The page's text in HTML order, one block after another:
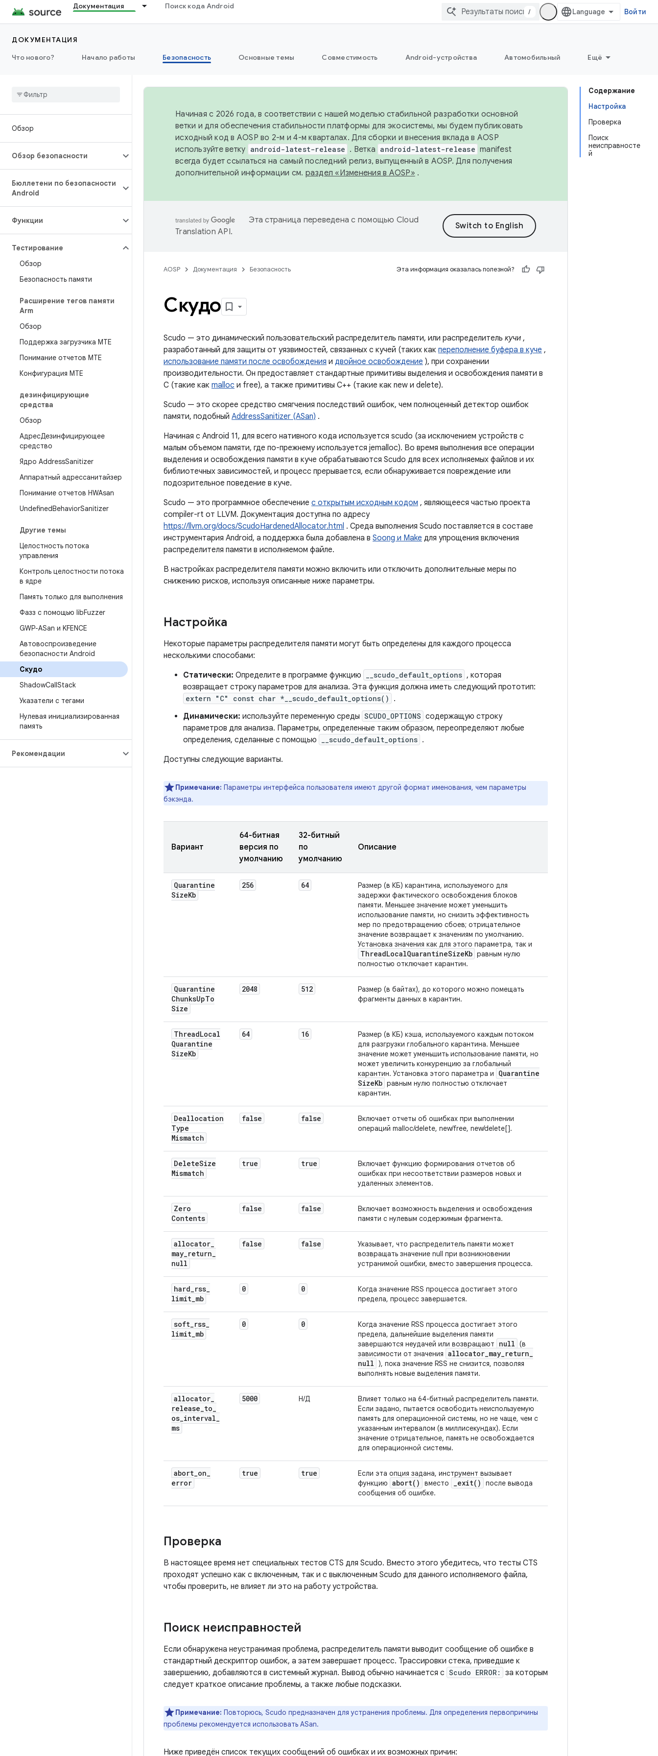
Документация Поиск кода Android
/ Войти
ДОКУМЕНТАЦИЯ
Что нового?
Начало работы Безопасность Основные темы Совместимость Android-устройства Автомобильный Ещё
Обзор
Обзор безопасности
Бюллетени по безопасности
Android
Функции
Тестирование
Обзор
Безопасность памяти
Расширение тегов памяти
Arm
Обзор
Поддержка загрузчика MTE
Понимание отчетов MTE
Конфигурация МТЕ
дезинфицирующие
средства
Обзор
АдресДезинфицирующее
средство
Ядро AddressSanitizer
Аппаратный адрессанитайзер
Понимание отчетов HWAsan
UndefinedBehaviorSanitizer
Другие темы
Целостность потока
управления
Контроль целостности потока
в ядре
Память только для выполнения
Фазз с помощью libFuzzer
GWP-ASan и KFENCE
Автовоспроизведение
безопасности Android
Скудо
ShadowCallStack
Указатели с тегами
Нулевая инициализированная
память
Рекомендации
Содержание
Настройка
Проверка
Поиск
неисправносте
й
Начиная с 2026 года, в соответствии с нашей моделью стабильной разработки основной
ветки и для обеспечения стабильности платформы для экосистемы, мы будем публиковать
исходный код в AOSP во 2-м и 4-м кварталах. Для сборки и внесения вклада в AOSP
используйте ветку android-latest-release . Ветка android-latest-release manifest
всегда будет ссылаться на самый последний релиз, выпущенный в AOSP. Для получения
дополнительной информации см. раздел «Изменения в AOSP» .
Эта страница переведена с помощью Cloud
Translation API.
AOSP Документация Безопасность Эта информация оказалась полезной?
Скудо
Scudo — это динамический пользовательский распределитель памяти, или распределитель кучи ,
разработанный для защиты от уязвимостей, связанных с кучей (таких как переполнение буфера в куче ,
использование памяти после освобождения и двойное освобождение ), при сохранении
производительности. Он предоставляет стандартные примитивы выделения и освобождения памяти в
C (такие как malloc и free), а также примитивы C++ (такие как new и delete).
Scudo — это скорее средство смягчения последствий ошибок, чем полноценный детектор ошибок
памяти, подобный AddressSanitizer (ASan) .
Начиная с Android 11, для всего нативного кода используется scudo (за исключением устройств с
малым объемом памяти, где по-прежнему используется jemalloc). Во время выполнения все операции
выделения и освобождения памяти в куче обрабатываются Scudo для всех исполняемых файлов и их
библиотечных зависимостей, и процесс прерывается, если обнаруживается повреждение или
подозрительное поведение в куче.
Scudo — это программное обеспечение с открытым исходным кодом , являющееся частью проекта
compiler-rt от LLVM. Документация доступна по адресу
https://llvm.org/docs/ScudoHardenedAllocator.html . Среда выполнения Scudo поставляется в составе
инструментария Android, а поддержка была добавлена ​​в Soong и Make для упрощения включения
распределителя памяти в исполняемом файле.
В настройках распределителя памяти можно включить или отключить дополнительные меры по
снижению рисков, используя описанные ниже параметры.
Настройка
Некоторые параметры распределителя памяти могут быть определены для каждого процесса
несколькими способами:
Статически: Определите в программе функцию __scudo_default_options , которая
возвращает строку параметров для анализа. Эта функция должна иметь следующий прототип:
extern "C" const char *__scudo_default_options()
.
Динамически: используйте переменную среды SCUDO_OPTIONS содержащую строку
параметров для анализа. Параметры, определенные таким образом, переопределяют любые
определения, сделанные с помощью
__scudo_default_options .
Доступны следующие варианты.
Примечание: Параметры интерфейса пользователя имеют другой формат именования, чем параметры
бэкэнда.
Вариант
64-битная
версия по
умолчанию
32-битный
по
умолчанию
Описание
Quarantine
SizeKb
256 64
Размер (в КБ) карантина, используемого для
задержки фактического освобождения блоков
памяти. Меньшее значение может уменьшить
использование памяти, но снизить эффективность
мер по предотвращению сбоев; отрицательное
значение возвращает к значениям по умолчанию.
Установка значения как для этого параметра, так и
ThreadLocalQuarantineSizeKb равным нулю
полностью отключает карантин.
Quarantine
ChunksUpTo
Size
2048 512
Размер (в байтах), до которого можно помещать
фрагменты данных в карантин.
ThreadLocal
Quarantine
SizeKb
64 16
Размер (в КБ) кэша, используемого каждым потоком
для разгрузки глобального карантина. Меньшее
значение может уменьшить использование памяти, но
может увеличить конкуренцию за глобальный
карантин. Установка этого параметра и
Quarantine
SizeKb равным нулю полностью отключает
карантин.
Deallocation
Type
Mismatch
false false
Включает отчеты об ошибках при выполнении
операций malloc/delete, new/free, new/delete[].
DeleteSize
Mismatch
true true
Включает функцию формирования отчетов об
ошибках при несоответствии размеров новых и
удаленных элементов.
Zero
Contents
false false
Включает возможность выделения и освобождения
памяти с нулевым содержимым фрагмента.
allocator_
may_return_
null
false false
Указывает, что распределитель памяти может
возвращать значение null при возникновении
устранимой ошибки, вместо завершения процесса.
hard_rss_
limit_mb
0 0
Когда значение RSS процесса достигает этого
предела, процесс завершается.
soft_rss_
limit_mb
0 0
Когда значение RSS процесса достигает этого
предела, дальнейшие выделения памяти
завершаются неудачей или возвращают
null (в
зависимости от значения allocator_may_return_
null
), пока значение RSS не снизится, позволяя
выполнять новые выделения памяти.
allocator_
release_to_
os_interval_
ms
5000 Н/Д
Влияет только на 64-битный распределитель памяти.
Если задано, пытается освободить неиспользуемую
память для операционной системы, но не чаще, чем с
указанным интервалом (в миллисекундах). Если
значение отрицательное, память не освобождается
для операционной системы.
abort_on_
error
true true
Если эта опция задана, инструмент вызывает
функцию abort( ) вместо _exit( )
после вывода
сообщения об ошибке.
Проверка
В настоящее время нет специальных тестов CTS для Scudo. Вместо этого убедитесь, что тесты CTS
проходят успешно как с включенным, так и с выключенным Scudo для данного исполняемого файла,
чтобы проверить, не влияет ли это на работу устройства.
Поиск неисправностей
Если обнаружена неустранимая проблема, распределитель памяти выводит сообщение об ошибке в
стандартный дескриптор ошибок, а затем завершает процесс. Трассировки стека, приведшие к
завершению, добавляются в системный журнал. Вывод обычно начинается с Scudo ERROR:
за которым
следует краткое описание проблемы, а также любые подсказки.
Примечание: Повторюсь, Scudo предназначен для устранения проблемы. Для определения первопричины
проблемы рекомендуется использовать ASan.
Ниже приведён список текущих сообщений об ошибках и их возможных причин: